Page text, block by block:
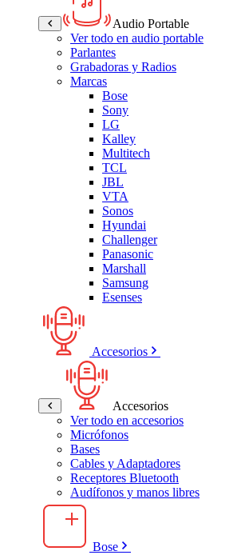
Audio Portable
Ver todo en audio portable
Parlantes
Grabadoras y Radios
Marcas
Bose
Sony
LG
Kalley
Multitech
TCL
JBL
VTA
Sonos
Hyundai
Challenger
Panasonic
Marshall
Samsung
Esenses
Accesorios
Accesorios
Ver todo en accesorios
Micrófonos
Bases
Cables y Adaptadores
Receptores Bluetooth
Audífonos y manos libres
Bose